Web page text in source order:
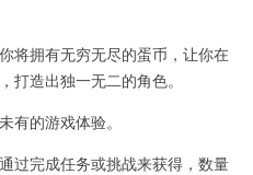
拥有无穷无尽的蛋币，让你在
打造出独一无二的角色。
的游戏体验。
完成任务或挑战来获得，数量